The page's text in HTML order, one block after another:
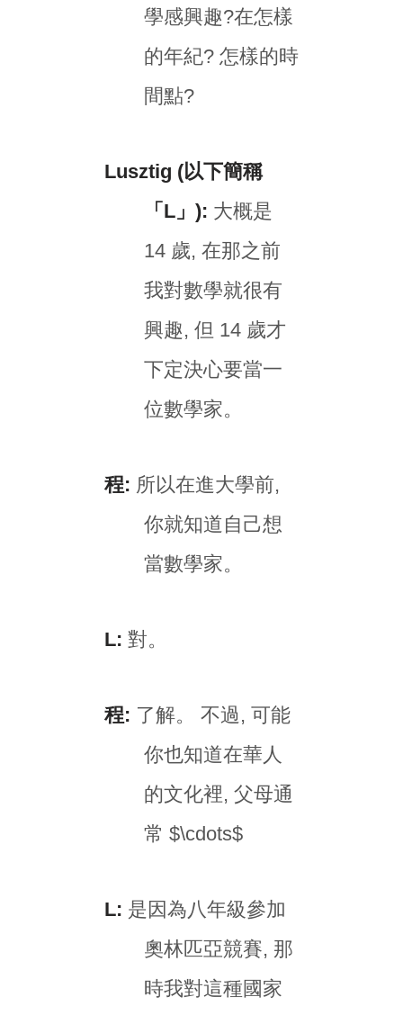
學感興趣?在怎樣
的年紀? 怎樣的時
間點?
Lusztig (以下簡稱
「L」): 大概是
14 歲, 在那之前
我對數學就很有
興趣, 但 14 歲才
下定決心要當一
位數學家。
程: 所以在進大學前,
你就知道自己想
當數學家。
L: 對。
程: 了解。 不過, 可能
你也知道在華人
的文化裡, 父母通
常 $\cdots$
L: 是因為八年級參加
奧林匹亞競賽, 那
時我對這種國家